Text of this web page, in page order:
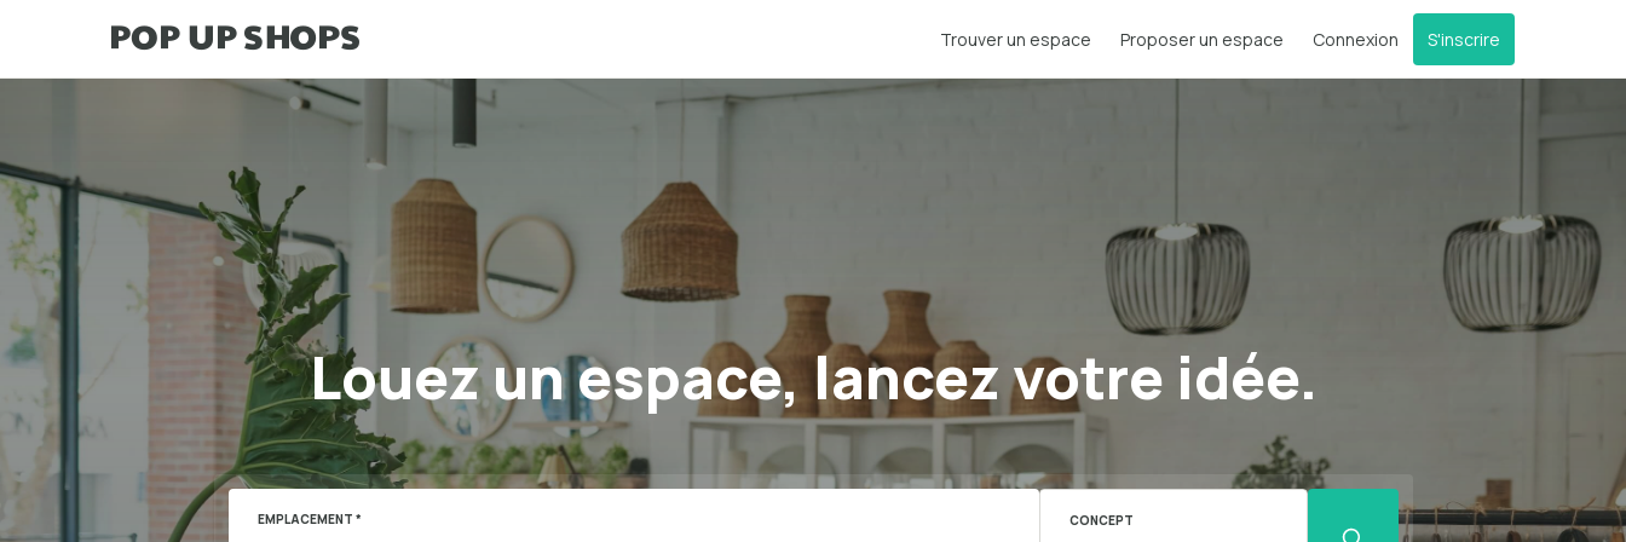
Trouver un espace Proposer un espace Connexion S'inscrire
Louez un espace, lancez votre idée.
EMPLACEMENT * CONCEPT